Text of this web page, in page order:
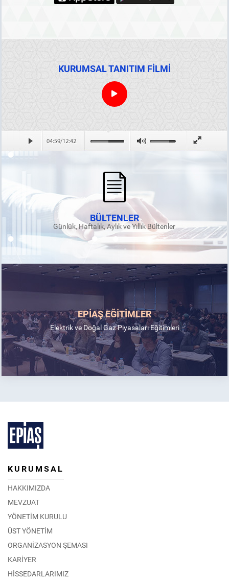
KURUMSAL TANITIM FİLMİ
BÜLTENLER
Günlük, Haftalık, Aylık ve Yıllık Bültenler
EPİAŞ EĞİTİMLER
Elektrik ve Doğal Gaz Piyasaları Eğitimleri
KURUMSAL
HAKKIMIZDA
MEVZUAT
YÖNETİM KURULU
ÜST YÖNETİM
ORGANİZASYON ŞEMASI
KARİYER
HİSSEDARLARIMIZ